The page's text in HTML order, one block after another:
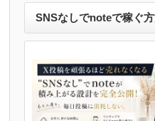
SNSなしでnoteで稼ぐ